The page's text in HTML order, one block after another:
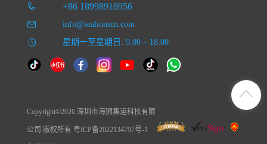
+86 18998916956
info@sealionscn.com
星期一至星期日: 9:00 – 18:00
Copyright©2026 深圳市海狮集运科技有限
公司 版权所有 粤ICP备2022134797号-1